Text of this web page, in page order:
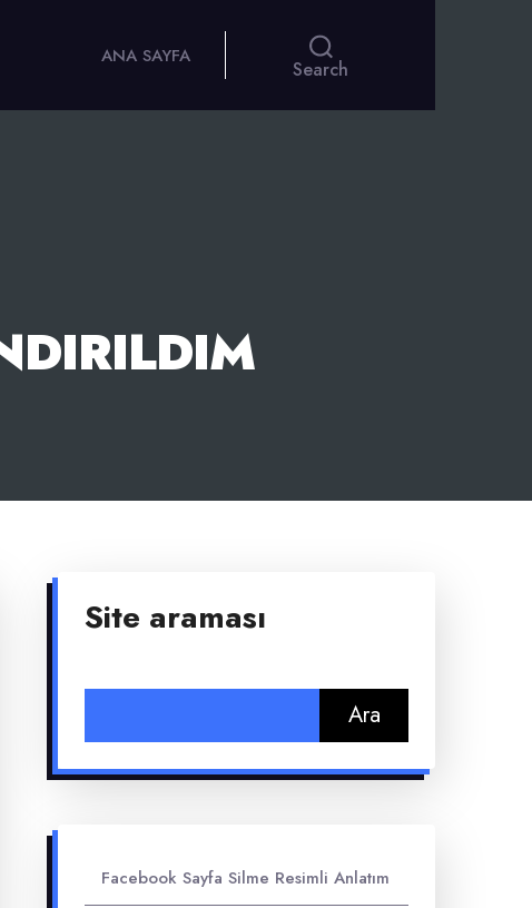
ANA SAYFA
Search
Site araması
Facebook Sayfa Silme Resimli Anlatım